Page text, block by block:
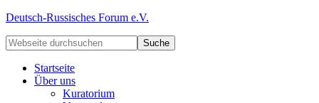
Deutsch-Russisches Forum e.V.
Startseite
Über uns
Kuratorium